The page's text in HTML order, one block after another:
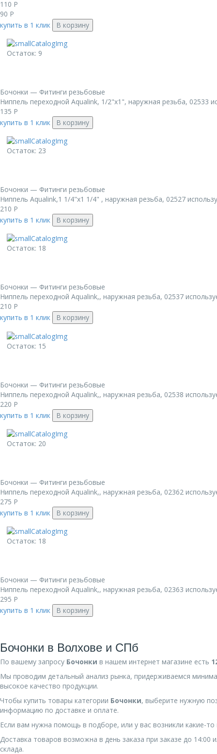
110 Р
90 Р
купить в 1 клик
В корзину
Остаток: 9
Бочонки — Фитинги резьбовые
Ниппель переходной Aqualink, 1/2"x1", наружная резьба, 02533
135 Р
купить в 1 клик
В корзину
Остаток: 23
Бочонки — Фитинги резьбовые
Ниппель Aqualink,1 1/4"x1 1/4" , наружная резьба, 02527
210 Р
купить в 1 клик
В корзину
Остаток: 18
Бочонки — Фитинги резьбовые
Ниппель переходной Aqualink,, наружная резьба, 02537
210 Р
купить в 1 клик
В корзину
Остаток: 15
Бочонки — Фитинги резьбовые
Ниппель переходной Aqualink,, наружная резьба, 02538
220 Р
купить в 1 клик
В корзину
Остаток: 20
Бочонки — Фитинги резьбовые
Ниппель переходной Aqualink,, наружная резьба, 02362
275 Р
купить в 1 клик
В корзину
Остаток: 18
Бочонки — Фитинги резьбовые
Ниппель переходной Aqualink,, наружная резьба, 02363
295 Р
купить в 1 клик
В корзину
Бочонки в Волхове и СПб
По вашему запросу Бочонки в нашем интернет магазине есть
Мы проводим детальный анализ рынка, придерживаемся
высокое качество продукции.
Чтобы купить товары категории Бочонки, выберите нужную
информацию по доставке и оплате.
Если вам нужна помощь в подборе, или у вас возникли какие-
Доставка товаров возможна в день заказа при заказе до
склада.